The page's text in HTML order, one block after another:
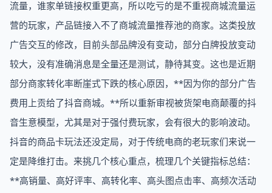
流量，谁家单链接权重更高，所以吃亏的是不重视商城流量运
营的玩家，产品链接入不了商城流量推荐池的商家。这类投放
广告交互的修改，目前头部品牌没有变动，部分白牌投放变动
较大，没有准确消息是全量还是测试，静待其变。这也是近期
部分商家转化率断崖式下跌的核心原因，**因为你的部分广告
费用上贡给了抖音商城。**所以重新审视被货架电商颠覆的抖
音生意模型，尤其是对于强付费玩家，会有很大的影响波动。
抖音的商品卡玩法还没定局，对于传统电商的老玩家们来说一
定是降维打击。来挑几个核心重点，梳理几个关键指标总结：
**高销量、高好评率、高转化率、高头图点击率、高频次活动